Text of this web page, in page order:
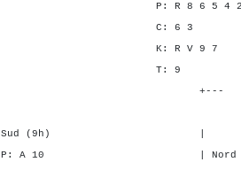
3 P: R 8 6 5
8 7 C:
R V
6 4 3
| SA P C
| Nord - -